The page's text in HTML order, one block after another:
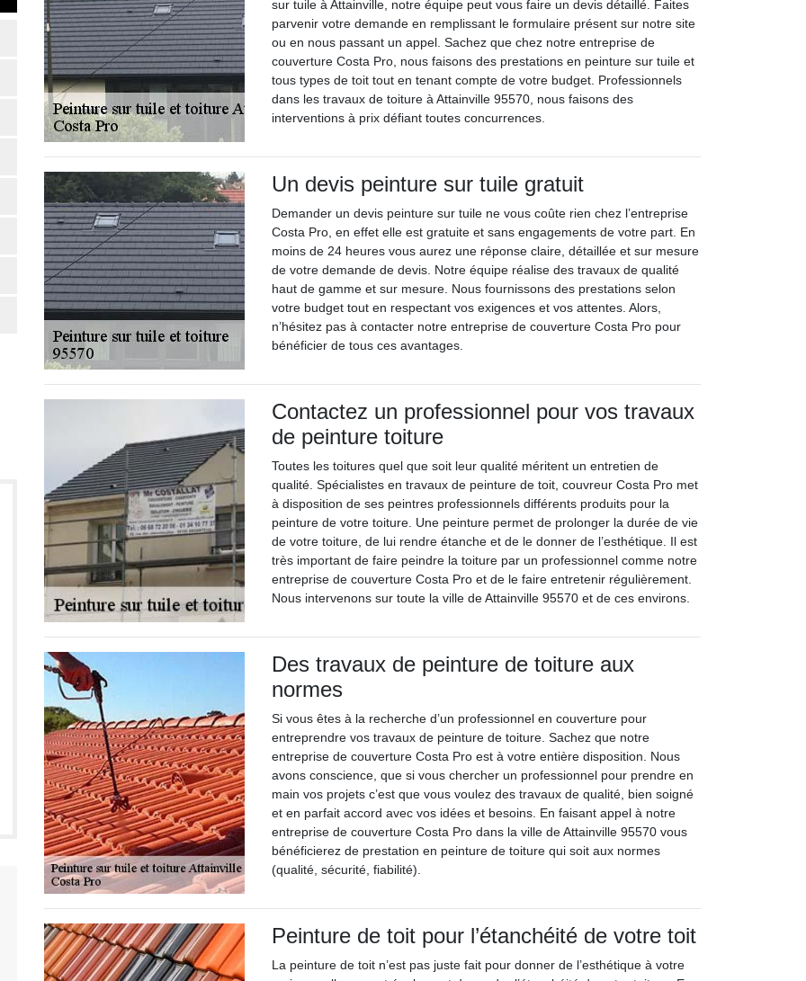
sur tuile à Attainville, notre équipe peut vous faire un devis détaillé. Faites
parvenir votre demande en remplissant le formulaire présent sur notre site
ou en nous passant un appel. Sachez que chez notre entreprise de
couverture Costa Pro, nous faisons des prestations en peinture sur tuile et
tous types de toit tout en tenant compte de votre budget. Professionnels
dans les travaux de toiture à Attainville 95570, nous faisons des
interventions à prix défiant toutes concurrences.
Un devis peinture sur tuile gratuit
Demander un devis peinture sur tuile ne vous coûte rien chez l’entreprise
Costa Pro, en effet elle est gratuite et sans engagements de votre part. En
moins de 24 heures vous aurez une réponse claire, détaillée et sur mesure
de votre demande de devis. Notre équipe réalise des travaux de qualité
haut de gamme et sur mesure. Nous fournissons des prestations selon
votre budget tout en respectant vos exigences et vos attentes. Alors,
n’hésitez pas à contacter notre entreprise de couverture Costa Pro pour
bénéficier de tous ces avantages.
Contactez un professionnel pour vos travaux
de peinture toiture
Toutes les toitures quel que soit leur qualité méritent un entretien de
qualité. Spécialistes en travaux de peinture de toit, couvreur Costa Pro met
à disposition de ses peintres professionnels différents produits pour la
peinture de votre toiture. Une peinture permet de prolonger la durée de vie
de votre toiture, de lui rendre étanche et de le donner de l’esthétique. Il est
très important de faire peindre la toiture par un professionnel comme notre
entreprise de couverture Costa Pro et de le faire entretenir régulièrement.
Nous intervenons sur toute la ville de Attainville 95570 et de ces environs.
Des travaux de peinture de toiture aux
normes
Si vous êtes à la recherche d’un professionnel en couverture pour
entreprendre vos travaux de peinture de toiture. Sachez que notre
entreprise de couverture Costa Pro est à votre entière disposition. Nous
avons conscience, que si vous chercher un professionnel pour prendre en
main vos projets c’est que vous voulez des travaux de qualité, bien soigné
et en parfait accord avec vos idées et besoins. En faisant appel à notre
entreprise de couverture Costa Pro dans la ville de Attainville 95570 vous
bénéficierez de prestation en peinture de toiture qui soit aux normes
(qualité, sécurité, fiabilité).
Peinture de toit pour l’étanchéité de votre toit
La peinture de toit n’est pas juste fait pour donner de l’esthétique à votre